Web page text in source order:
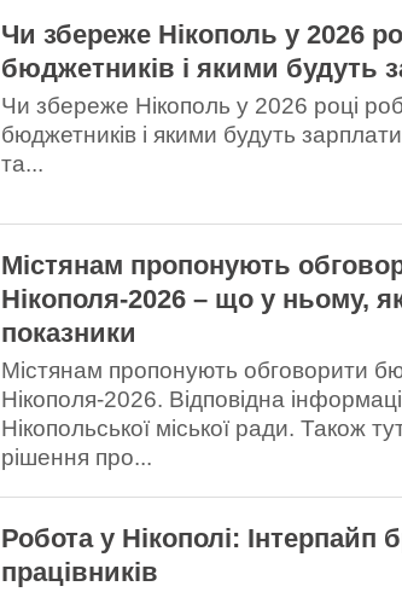
Чи збереже Нікополь у 2026
бюджетників і якими будуть
Чи збереже Нікополь у 2026 році
бюджетників і якими будуть
та...
Містянам пропонують
Нікополя-2026 – що у ньому,
показники
Містянам пропонують обговорити
Нікополя-2026. Відповідна
Нікопольської міської ради. Також
рішення про...
Робота у Нікополі: Інтерпайп
працівників